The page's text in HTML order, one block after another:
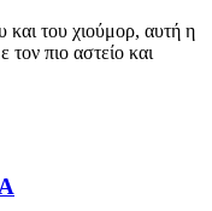
και του χιούμορ, αυτή η
πιο αστείο και